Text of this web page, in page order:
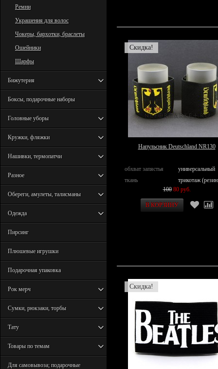
Ремни
Украшения для волос
Чокеры, бархотки, браслеты
Ошейники
Шарфы
Бижутерия
Боксы, подарочные наборы
Головные уборы
Кружки, фляжки
Нашивки, термопатчи
Разное
Обереги, амулеты, талисманы
Одежда
Пирсинг
Плюшевые игрушки
Подарочная упаковка
Рок мерч
Сумки, рюкзаки, торбы
Тату
Товары по темам
Для самовывоза; подарочные
Скидка!
Напульсник Deutschland NR130
обхват запястья
универсальный
ткань
трикотаж
100 80 руб.
Скидка!